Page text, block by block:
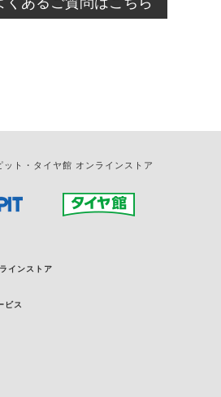
業日前を過ぎている場合のご予約
ましては、直接ご予約の店舗まで
ット・タイヤ館 オンラインストア
インストア
ビス